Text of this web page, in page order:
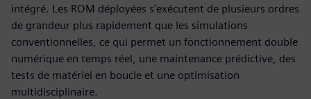
intégré. Les ROM déployées s'exécutent de plusieurs ordres
de grandeur plus rapidement que les simulations
conventionnelles, ce qui permet un fonctionnement double
numérique en temps réel, une maintenance prédictive, des
tests de matériel en boucle et une optimisation
multidisciplinaire.